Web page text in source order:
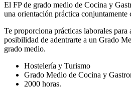
El FP de grado medio de Cocina y
una orientación práctica conjuntamente
Te proporciona prácticas laborales para
posibilidad de adentrarte a un Grado
grado medio.
Hostelería y Turismo
Grado Medio de Cocina y
2000 horas.